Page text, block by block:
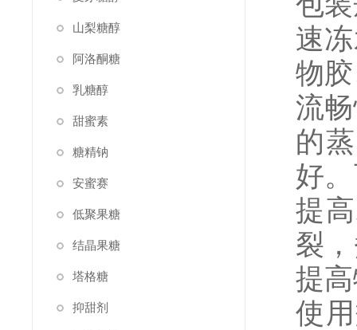
山梨糖醇
阿洛酮糖
乳糖醇
甜蜜素
糖精钠
安蜜赛
低聚果糖
结晶果糖
塔格糖
抑甜剂
速
物
流
的
好
提
裂
提
使